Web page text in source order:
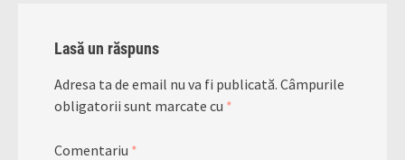
Lasă un răspuns
Adresa ta de email nu va fi publicată. Câmpurile
obligatorii sunt marcate cu *
Comentariu *